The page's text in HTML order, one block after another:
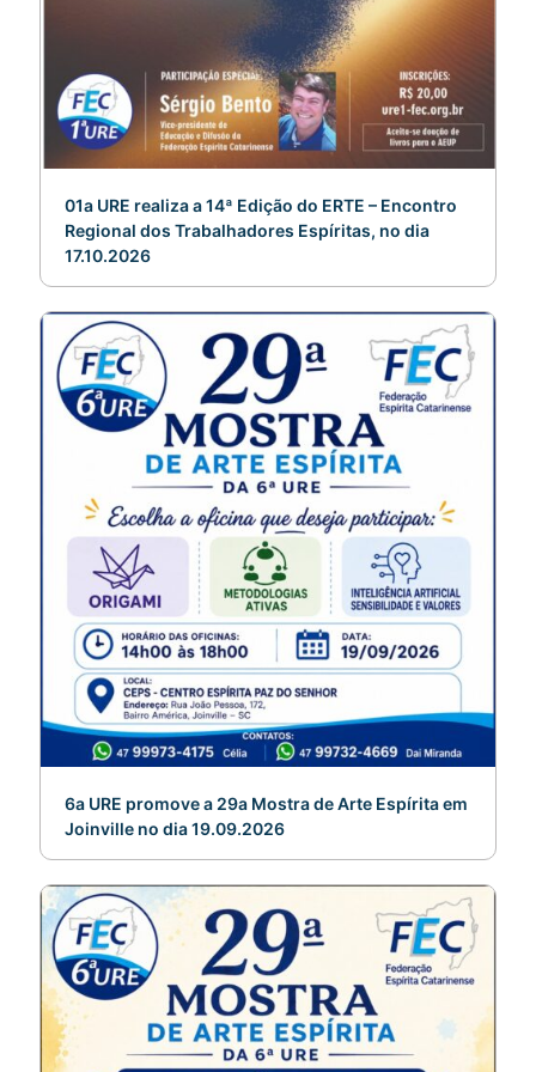
01a URE realiza a 14ª Edição do ERTE – Encontro
Regional dos Trabalhadores Espíritas, no dia
17.10.2026
6a URE promove a 29a Mostra de Arte Espírita em
Joinville no dia 19.09.2026